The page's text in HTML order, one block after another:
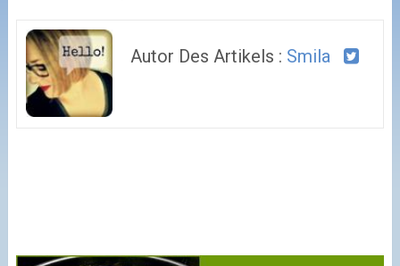
Autor Des Artikels : Smila